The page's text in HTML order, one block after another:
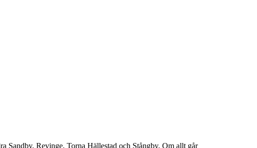
Sandby, Revinge, Torna Hällestad och Stångby. Om allt går